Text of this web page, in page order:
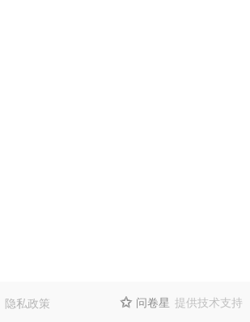
隐私政策  问卷星 提供技术支持